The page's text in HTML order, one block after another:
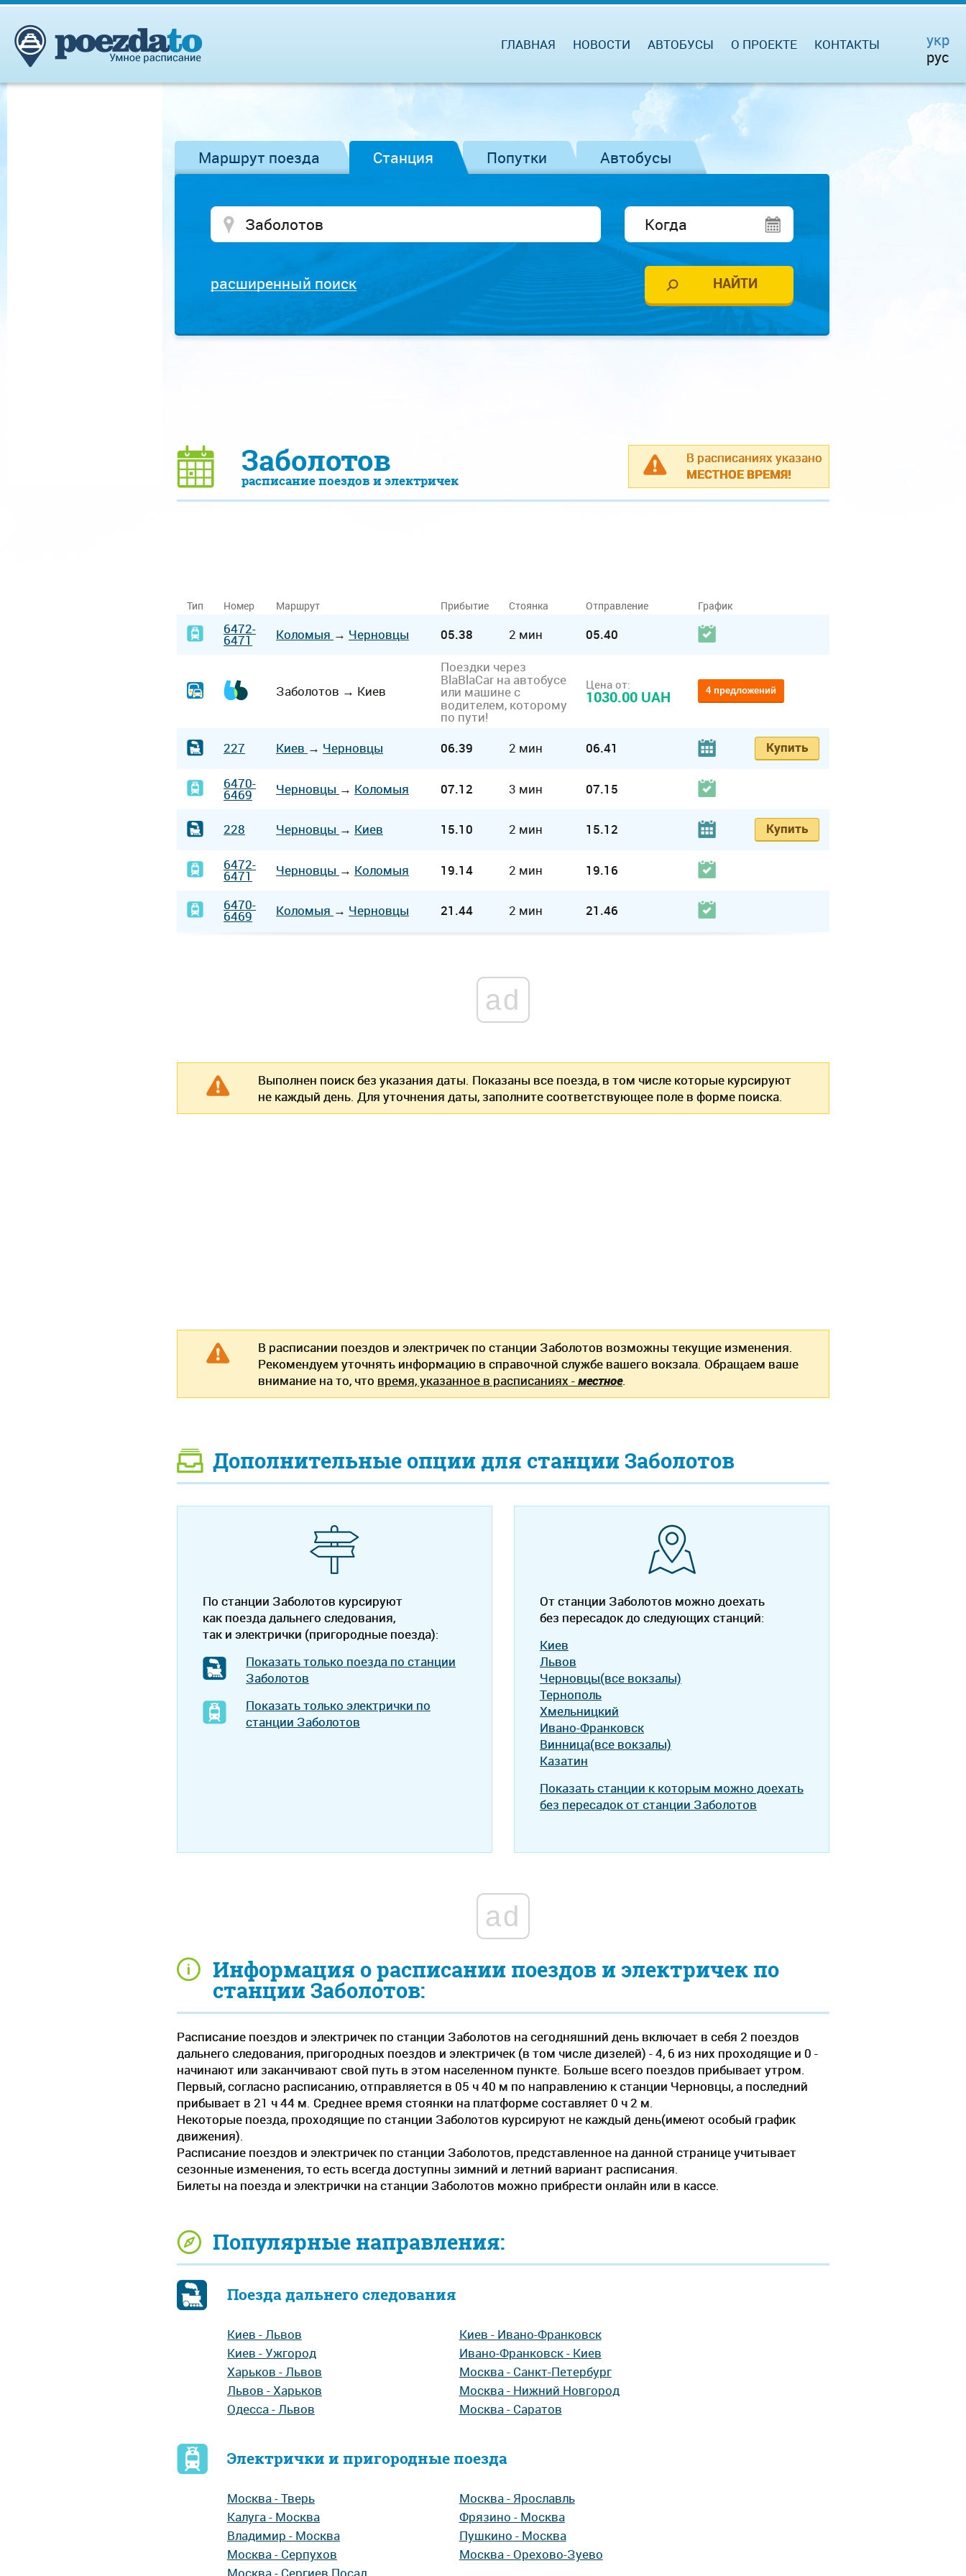
ГЛАВНАЯ НОВОСТИ АВТОБУСЫ О ПРОЕКТЕ КОНТАКТЫ
укр
рус
Маршрут поезда Станция Попутки Автобусы
расширенный поиск
В расписаниях указано
МЕСТНОЕ ВРЕМЯ!
Заболотов
расписание поездов и электричек
Информация о расписании поездов и электричек по
станции Заболотов:
Расписание поездов и электричек по станции Заболотов на сегодняшний день включает в себя 2 поездов
дальнего следования, пригородных поездов и электричек (в том числе дизелей) - 4, 6 из них проходящие и 0 -
начинают или заканчивают свой путь в этом населенном пункте. Больше всего поездов прибывает утром.
Первый, согласно расписанию, отправляется в 05 ч 40 м по направлению к станции Черновцы, а последний
прибывает в 21 ч 44 м. Среднее время стоянки на платформе составляет 0 ч 2 м.
Некоторые поезда, проходящие по станции Заболотов курсируют не каждый день(имеют особый график
движения).
Расписание поездов и электричек по станции Заболотов, представленное на данной странице учитывает
сезонные изменения, то есть всегда доступны зимний и летний вариант расписания.
Билеты на поезда и электрички на станции Заболотов можно прибрести онлайн или в кассе.
Популярные направления:
Поезда дальнего следования
Киев - Львов
Киев - Ужгород
Харьков - Львов
Львов - Харьков
Одесса - Львов
Киев - Ивано-Франковск
Ивано-Франковск - Киев
Москва - Санкт-Петербург
Москва - Нижний Новгород
Москва - Саратов
Электрички и пригородные поезда
Москва - Тверь
Калуга - Москва
Владимир - Москва
Москва - Серпухов
Москва - Ярославль
Фрязино - Москва
Пушкино - Москва
Москва - Орехово-Зуево
Тип Номер Маршрут Прибытие Стоянка Отправление График
6472-
6471 Коломыя → Черновцы 05.38 2 мин 05.40
Заболотов → Киев
Поездки через
BlaBlaCar на автобусе
или машине с
водителем, которому
по пути!
Цена от:
1030.00 UAH 4 предложений
227 Киев → Черновцы 06.39 2 мин 06.41 Купить
6470-
6469 Черновцы → Коломыя 07.12 3 мин 07.15
228 Черновцы → Киев 15.10 2 мин 15.12 Купить
6472-
6471 Черновцы → Коломыя 19.14 2 мин 19.16
6470-
6469 Коломыя → Черновцы 21.44 2 мин 21.46
ad
Выполнен поиск без указания даты. Показаны все поезда, в том числе которые курсируют
не каждый день. Для уточнения даты, заполните соответствующее поле в форме поиска.
В расписании поездов и электричек по станции Заболотов возможны текущие изменения.
Рекомендуем уточнять информацию в справочной службе вашего вокзала. Обращаем ваше
внимание на то, что время, указанное в расписаниях -местное.
Дополнительные опции для станции Заболотов
По станции Заболотов курсируют
как поезда дальнего следования,
так и электрички (пригородные поезда):
Показать только поезда по станции
Заболотов
Показать только электрички по
станции Заболотов
От станции Заболотов можно доехать
без пересадок до следующих станций:
Киев
Львов
Черновцы(все вокзалы)
Тернополь
Хмельницкий
Ивано-Франковск
Винница(все вокзалы)
Казатин
Показать станции к которым можно доехать
без пересадок от станции Заболотов
ad